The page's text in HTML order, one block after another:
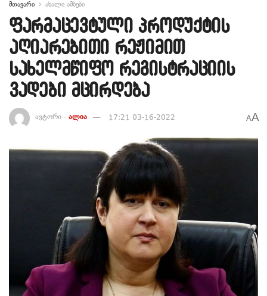
მთავარი ახალი ამბები
ფარმაცევტული პროდუქტის
აღიარებითი რეჟიმით
სახელმწიფო რეგისტრაციის
ვადები მცირდება
ავტორი - ალია 17:21 03-16-2022 AA